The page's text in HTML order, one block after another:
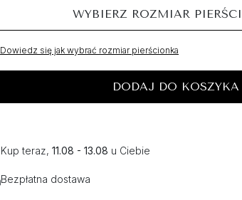
WYBIERZ ROZMIAR
Dowiedz się jak wybrać rozmiar pierścionka
DODAJ DO KOSZYKA
Kup teraz, 11.08 - 13.08 u Ciebie
Bezpłatna dostawa